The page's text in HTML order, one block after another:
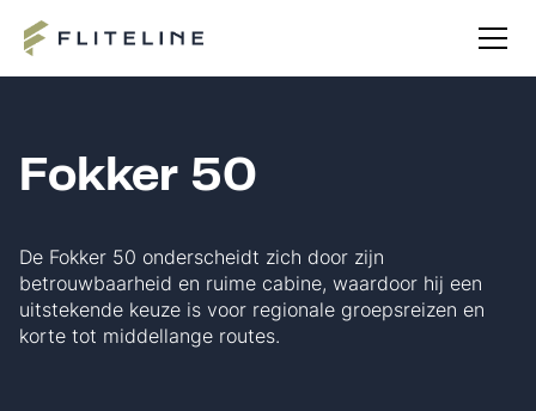
Fokker 50
De Fokker 50 onderscheidt zich door zijn
betrouwbaarheid en ruime cabine, waardoor hij een
uitstekende keuze is voor regionale groepsreizen en
korte tot middellange routes.